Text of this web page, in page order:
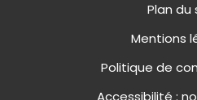
Plan du
Mentions
Politique de